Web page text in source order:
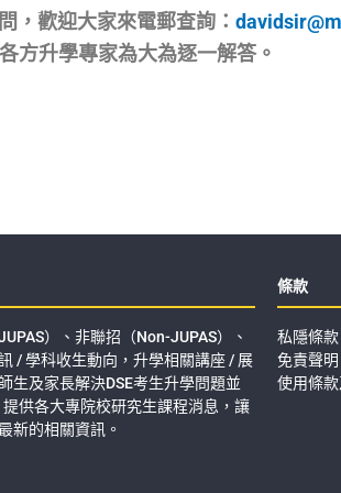
，歡迎大家來電郵查詢：
方升學專家為大為逐一解答。
）、非聯招（Non-JUPAS）、
/ 學科收生動向，升學相關講座 / 展
生及家長解決DSE考生升學問題並
供各大專院校研究生課程消息，讓
新的相關資訊。
條款
私隱條款
免責聲明
使用條款